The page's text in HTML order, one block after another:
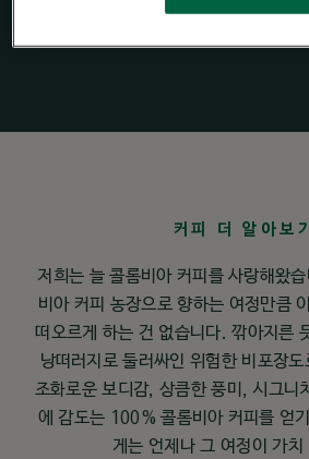
커피 더 알아보기
저희는 늘 콜롬비아 커피를 사랑해왔
비아 커피 농장으로 향하는 여정만큼
떠오르게 하는 건 없습니다. 깎아지른
낭떠러지로 둘러싸인 위험한 비포장
조화로운 보디감, 상큼한 풍미, 시그니
에 감도는 100% 콜롬비아 커피를 얻
게는 언제나 그 여정이 가치